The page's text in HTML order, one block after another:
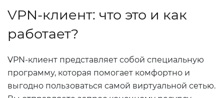
VPN-клиент: что это и как
работает?
VPN-клиент представляет собой специальную
программу, которая помогает комфортно и
выгодно пользоваться самой виртуальной сетью.